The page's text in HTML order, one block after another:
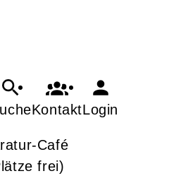
KontaktLogin
Café
frei)